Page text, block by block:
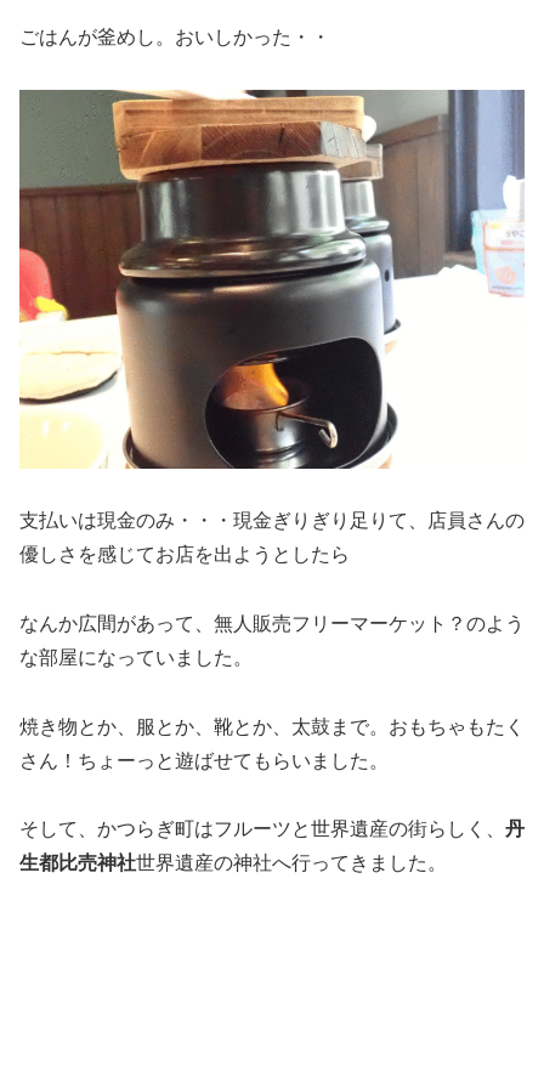
ごはんが釜めし。おいしかった・・
支払いは現金のみ・・・現金ぎりぎり足りて、店員さんの
優しさを感じてお店を出ようとしたら
なんか広間があって、無人販売フリーマーケット？のよう
な部屋になっていました。
焼き物とか、服とか、靴とか、太鼓まで。おもちゃもたく
さん！ちょーっと遊ばせてもらいました。
そして、かつらぎ町はフルーツと世界遺産の街らしく、 丹
生都比売神社世界遺産の神社へ行ってきました。